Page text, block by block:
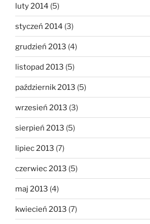
luty 2014 (5)
styczeń 2014 (3)
grudzień 2013 (4)
listopad 2013 (5)
październik 2013 (5)
wrzesień 2013 (3)
sierpień 2013 (5)
lipiec 2013 (7)
czerwiec 2013 (5)
maj 2013 (4)
kwiecień 2013 (7)